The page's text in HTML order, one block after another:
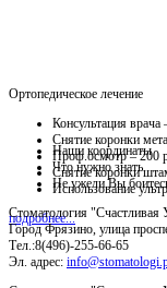
Ортопедическое лечение
Консультация врача
Снятие коронки
Проф.осмотр – 200
Снятие коронки
Использование
подробнее...
Наши координаты
Что нужно знать
Не ужели Вы
Стоматология "Счастливая
Город Фрязино, улица
Тел.:8(496)-255-66-65
Эл. адрес: